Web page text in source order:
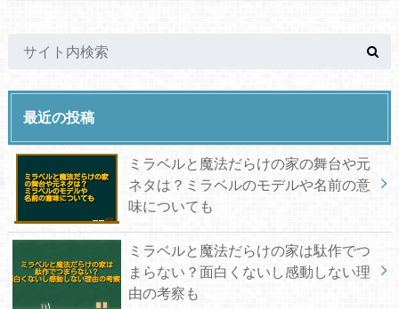
最近の投稿
ミラベルと魔法だらけの家の舞台や元
ネタは？ミラベルのモデルや名前の意
味についても
ミラベルと魔法だらけの家は駄作でつ
まらない？面白くないし感動しない理
由の考察も